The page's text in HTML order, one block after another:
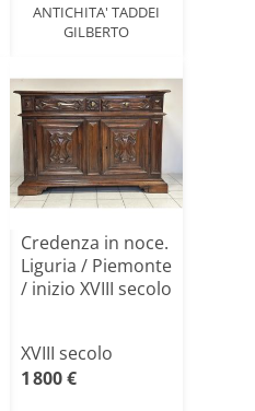
ANTICHITA' TADDEI
GILBERTO
Credenza in noce.
Liguria / Piemonte
/ inizio XVIII secolo
XVIII secolo
1 800 €